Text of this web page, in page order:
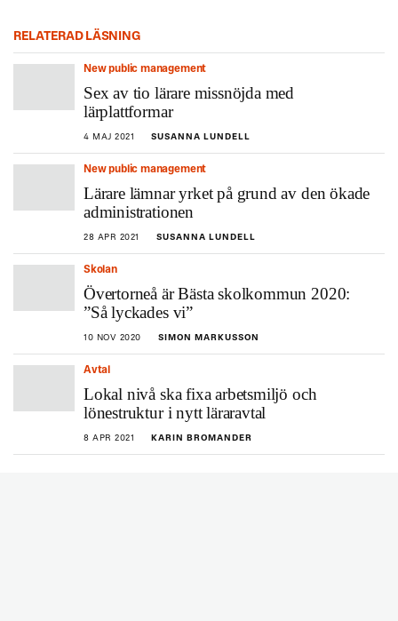
RELATERAD LÄSNING
New public management
Sex av tio lärare missnöjda med
lärplattformar
4 MAJ 2021 SUSANNA LUNDELL
New public management
Lärare lämnar yrket på grund av den ökade
administrationen
28 APR 2021 SUSANNA LUNDELL
Skolan
Övertorneå är Bästa skolkommun 2020:
”Så lyckades vi”
10 NOV 2020 SIMON MARKUSSON
Avtal
Lokal nivå ska fixa arbetsmiljö och
lönestruktur i nytt läraravtal
8 APR 2021 KARIN BROMANDER